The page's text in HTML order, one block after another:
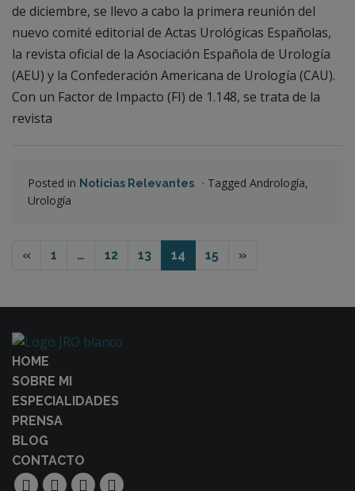
de diciembre, se llevo a cabo la primera reunión del
nuevo comité editorial de Actas Urológicas Españolas,
la revista oficial de la Asociación Española de Urología
(AEU) y la Confederación Americana de Urología (CAU).
Con un Factor de Impacto (FI) de 1.148, se trata de la
revista
Posted in Noticias Relevantes · Tagged Andrología,
Urología
« 1 … 12 13 14 15 »
HOME
SOBRE MI
ESPECIALIDADES
PRENSA
BLOG
CONTACTO